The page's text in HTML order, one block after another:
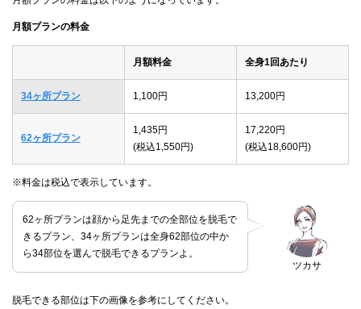
月額プランの料金
月額料金 全身1回あたり
34ヶ所プラン 1,100円 13,200円
62ヶ所プラン
1,435円
(税込1,550円)
17,220円
(税込18,600円)
※料金は税込で表示しています。
ツカサ
62ヶ所プランは顔から足先までの全部位を脱毛で
きるプラン、34ヶ所プランは全身62部位の中か
ら34部位を選んで脱毛できるプランよ。
脱毛できる部位は下の画像を参考にしてください。